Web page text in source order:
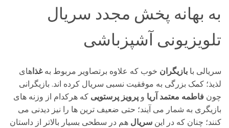
به بهانه پخش مجدد سریال
تلویزیونی آشپزباشی
سریالی با بازیگران خوب که علاوه برتصاویر مربوط بهغذاهای
لذیذ؛ کمک بزرگی به موفقیت نسبی سریال کرده اند. بازیگرانی
چون فاطمه معتمد آریا وپرویز پرستویی که هرکدام از وزنه های
بازیگری به شمار می آیند؛ حتی ضعیف ترین ها را نیز دیدنی می
کنند؛ چنان که در این سریال هم در سطحی بسیار بالاتر از داستان